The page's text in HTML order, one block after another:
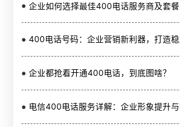
企业如何选择最佳400电话服务商及套
400电话号码：企业营销新利器，打造
企业都抢着开通400电话，到底图啥？
电信400电话服务详解：企业形象提升